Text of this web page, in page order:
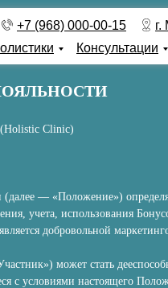
Консультации
+7 (968) 000-00-15
Clinic)
— «Положение»)
учета, использования
добровольной
может стать
с условиями настоящего